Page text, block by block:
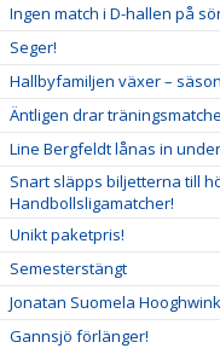
Ingen match i D-hallen på
Seger!
Hallbyfamiljen växer –
Äntligen drar
Line Bergfeldt lånas in
Snart släpps biljetterna till
Handbollsligamatcher!
Unikt paketpris!
Semesterstängt
Jonatan Suomela
Gannsjö förlänger!